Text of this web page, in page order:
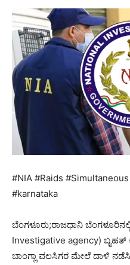
#NIA #Raids
#karnataka
ಬೆಂಗಳೂರು;ರಾಜಧಾನಿ
Investigative agency) ಬೃಹತ್
ಬಾಂಗ್ಲಾ ವಲಸಿಗರ ಮೇಲೆ ದಾಳಿ